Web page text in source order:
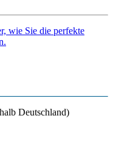
wie Sie die perfekte
Deutschland)